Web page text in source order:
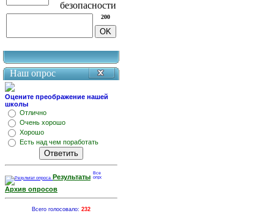
200
Наш опрос
Оцените преображение нашей
школы
Отлично
Очень хорошо
Хорошо
Есть над чем поработать
Результаты
Архив опросов
Всего голосовало: 232